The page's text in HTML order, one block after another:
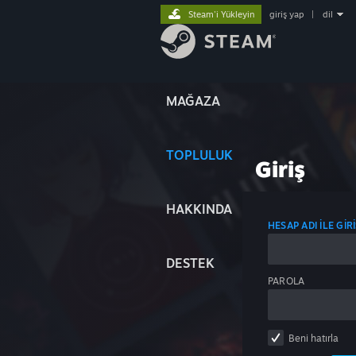
MAĞAZA
TOPLULUK
HAKKINDA
DESTEK
Steam'i Yükleyin giriş yap dil
Giriş
HESAP ADI ILE
PAROLA
Beni hatırla